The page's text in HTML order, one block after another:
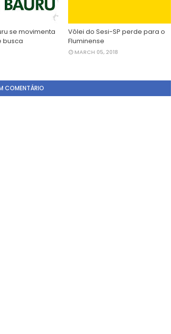
se movimenta
busca
Vôlei do Sesi-SP perde para o
Fluminense
MARCH 05, 2018
COMENTÁRIO